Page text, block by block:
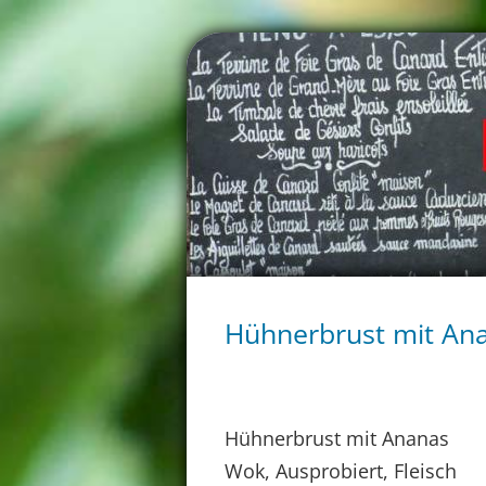
Hühnerbrust mit
Hühnerbrust mit Ananas
Wok, Ausprobiert, Fleisch